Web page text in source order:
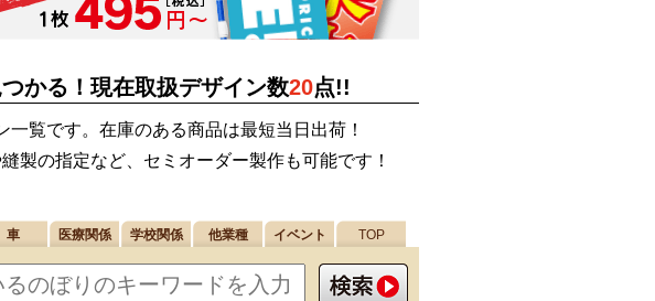
かる！現在取扱デザイン数20点!!
覧です。在庫のある商品は最短当日出荷！
製の指定など、セミオーダー製作も可能です！
車 医療関係 学校関係 他業種 イベント TOP